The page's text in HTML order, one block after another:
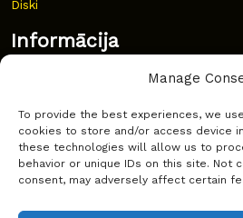
Manage
To provide the best experiences, we
cookies to store and/or access device
these technologies will allow us to
behavior or unique IDs on this site. Not
consent, may adversely affect certain
Diski
Informācija
Bieži uzdoti jautājumi
Kur pirkt?
Sīkdatņu politika